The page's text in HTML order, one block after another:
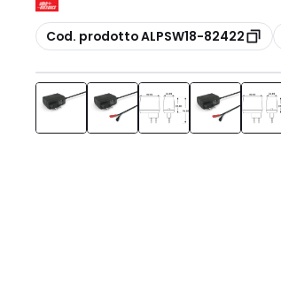
copia
Cod. prodotto ALPSW18-82422